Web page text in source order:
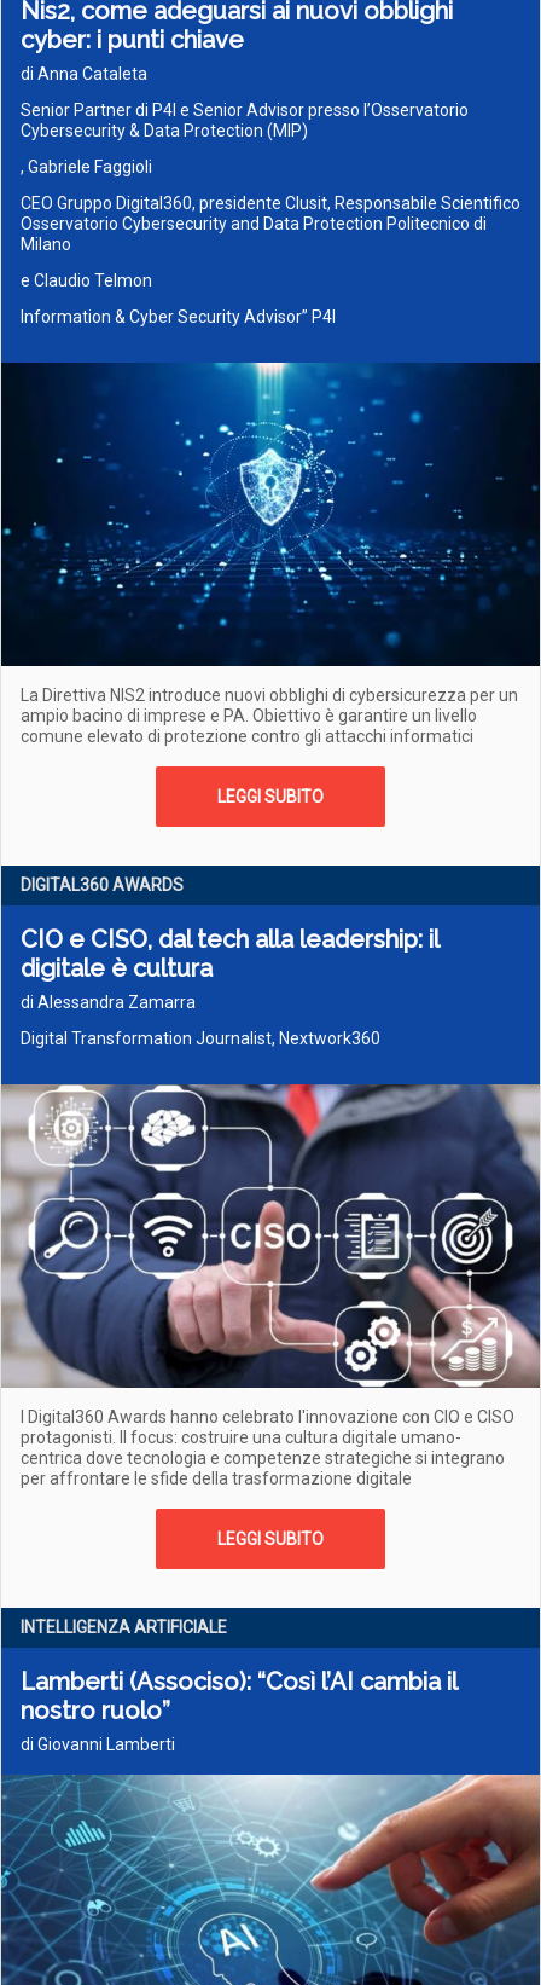
Nis2, come adeguarsi ai nuovi obblighi
cyber: i punti chiave
di Anna Cataleta
Senior Partner di P4I e Senior Advisor presso l’Osservatorio
Cybersecurity & Data Protection (MIP)
, Gabriele Faggioli
CEO Gruppo Digital360, presidente Clusit, Responsabile Scientifico
Osservatorio Cybersecurity and Data Protection Politecnico di
Milano
e Claudio Telmon
Information & Cyber Security Advisor” P4I
La Direttiva NIS2 introduce nuovi obblighi di cybersicurezza per un
ampio bacino di imprese e PA. Obiettivo è garantire un livello
comune elevato di protezione contro gli attacchi informatici
LEGGI SUBITO
DIGITAL360 AWARDS
CIO e CISO, dal tech alla leadership: il
digitale è cultura
di Alessandra Zamarra
Digital Transformation Journalist, Nextwork360
I Digital360 Awards hanno celebrato l'innovazione con CIO e CISO
protagonisti. Il focus: costruire una cultura digitale umano-
centrica dove tecnologia e competenze strategiche si integrano
per affrontare le sfide della trasformazione digitale
LEGGI SUBITO
INTELLIGENZA ARTIFICIALE
Lamberti (Associso): “Così l’AI cambia il
nostro ruolo”
di Giovanni Lamberti